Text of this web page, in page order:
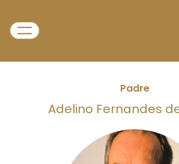
Padre
Adelino Fernandes